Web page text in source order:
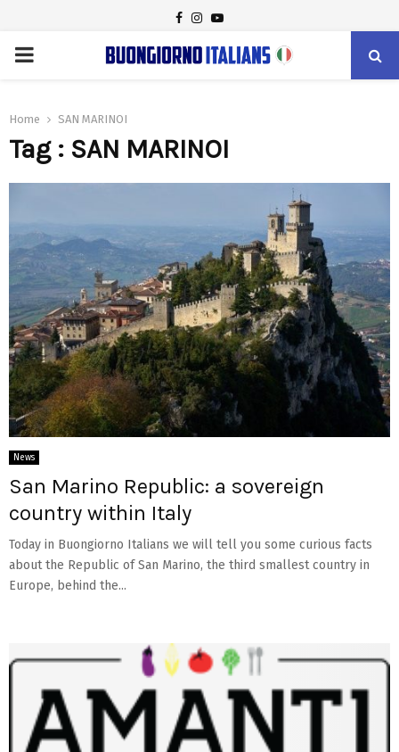
FACEBOOK
INSTAGRAM
YOUTUBE
PRIMARY
Home SAN MARINOI
Tag : SAN MARINOI
News
San Marino Republic: a sovereign
country within Italy
Today in Buongiorno Italians we will tell you some curious facts
about the Republic of San Marino, the third smallest country in
Europe, behind the...